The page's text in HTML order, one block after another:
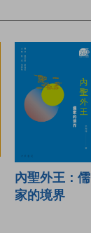
內聖外王：儒
家的境界